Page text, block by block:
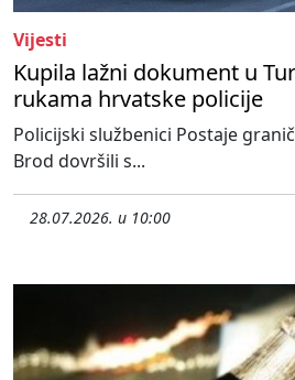
Vijesti
Kupila lažni dokument u
rukama hrvatske policije
Policijski službenici Postaje
Brod dovršili s...
28.07.2026. u 10:00